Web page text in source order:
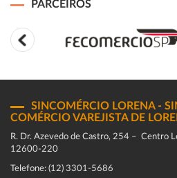
PARCEIROS
SINCOMÉRCIO LORENA -
COMÉRCIO VAREJISTA DE
R. Dr. Azevedo de Castro, 254 – Centro
12600-220
Telefone: (12) 3301-5686